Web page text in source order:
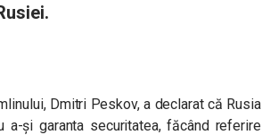
Dmitri Peskov, a declarat că Rusia
a-și garanta securitatea, făcând referire